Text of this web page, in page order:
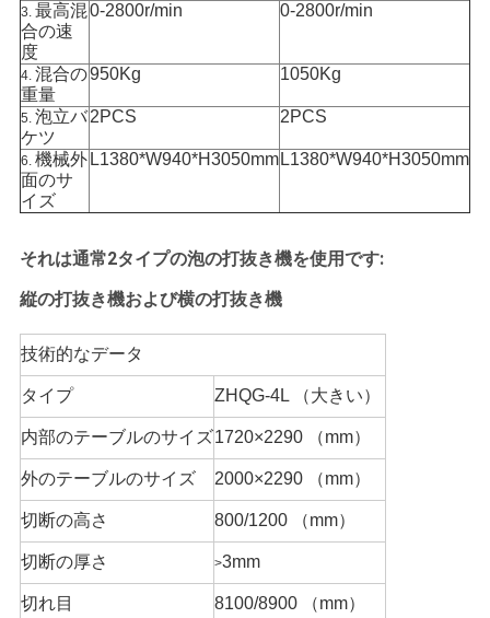
地
図
PRIVACY
POLICY
3. 最高混
合の速
度
0-2800r/min 0-2800r/min
4. 混合の
重量
950Kg 1050Kg
5. 泡立バ
ケツ
2PCS 2PCS
6. 機械外
面のサ
イズ
L1380*W940*H3050mmL1380*W940*H3050mm
それは通常2タイプの泡の打抜き機を使用です:
縦の打抜き機および横の打抜き機
技術的なデータ
タイプ ZHQG-4L （大きい）
内部のテーブルのサイズ1720×2290 （mm）
外のテーブルのサイズ 2000×2290 （mm）
切断の高さ 800/1200 （mm）
切断の厚さ >3mm
切れ目 8100/8900 （mm）